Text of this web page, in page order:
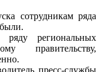
сотрудникам ряда
региональных
правительству,
пресс-службы